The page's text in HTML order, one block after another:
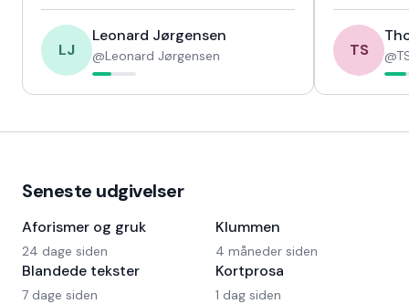
LJ
Leonard Jørgensen
@Leonard Jørgensen TS @
Seneste udgivelser
Aforismer og gruk
24 dage siden
Blandede tekster
7 dage siden
Klummen
4 måneder siden
Kortprosa
1 dag siden